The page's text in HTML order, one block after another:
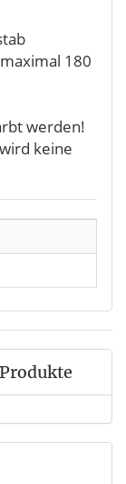
180
werden!
keine